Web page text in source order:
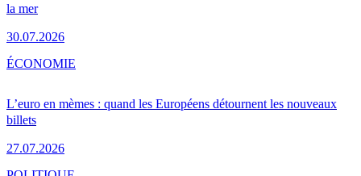
la mer
30.07.2026
L’euro en mèmes : quand les Européens détournent les nouveaux
billets
27.07.2026
ÉCONOMIE